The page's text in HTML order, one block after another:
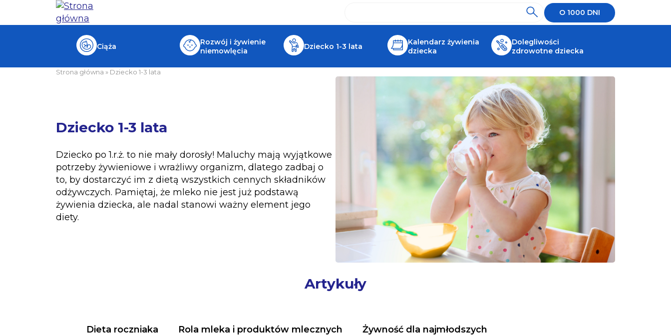
O 1000 DNI
Ciąża
Rozwój i żywienie
niemowlęcia
Dziecko 1-3 lata
Kalendarz żywienia
dziecka
Dolegliwości
zdrowotne dziecka
Strona główna » Dziecko 1-3 lata
Dziecko 1-3 lata
Dziecko po 1.r.ż. to nie mały dorosły! Maluchy mają wyjątkowe
potrzeby żywieniowe i wrażliwy organizm, dlatego zadbaj o
to, by dostarczyć im z dietą wszystkich cennych składników
odżywczych. Pamiętaj, że mleko nie jest już podstawą
żywienia dziecka, ale nadal stanowi ważny element jego
diety.
Artykuły
Dieta roczniaka Rola mleka i produktów mlecznych
Żywność dla najmłodszych